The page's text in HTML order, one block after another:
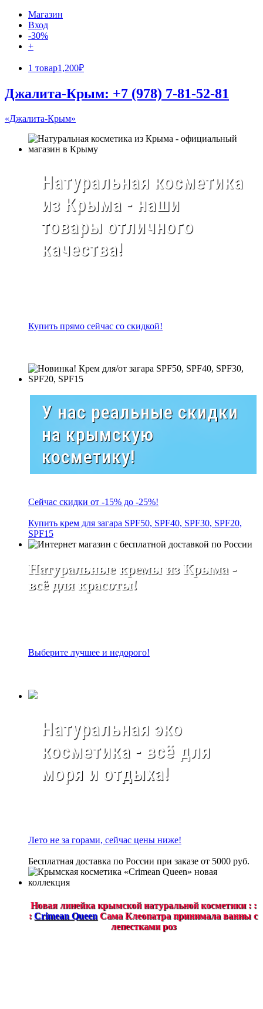
Магазин
Вход
-30%
+
1 товар1,200₽
Джалита-Крым: +7 (978) 7-81-52-81
«Джалита-Крым»
Натуральная косметика
из Крыма - наши
товары отличного
качества!
Купить прямо сейчас со скидкой!
У нас реальные скидки
на крымскую
косметику!
Сейчас скидки от -15% до -25%!
Купить крем для загара SPF50, SPF40, SPF30, SPF20,
SPF15
Натуральные кремы из Крыма -
всё для красоты!
Выберите лучшее и недорого!
Натуральная эко
косметика - всё для
моря и отдыха!
Лето не за горами, сейчас цены ниже!
Бесплатная доставка по России при заказе от 5000 руб.
Новая линейка крымской натуральной косметики : :
: Crimean Queen Сама Клеопатра принимала ванны с
лепестками роз